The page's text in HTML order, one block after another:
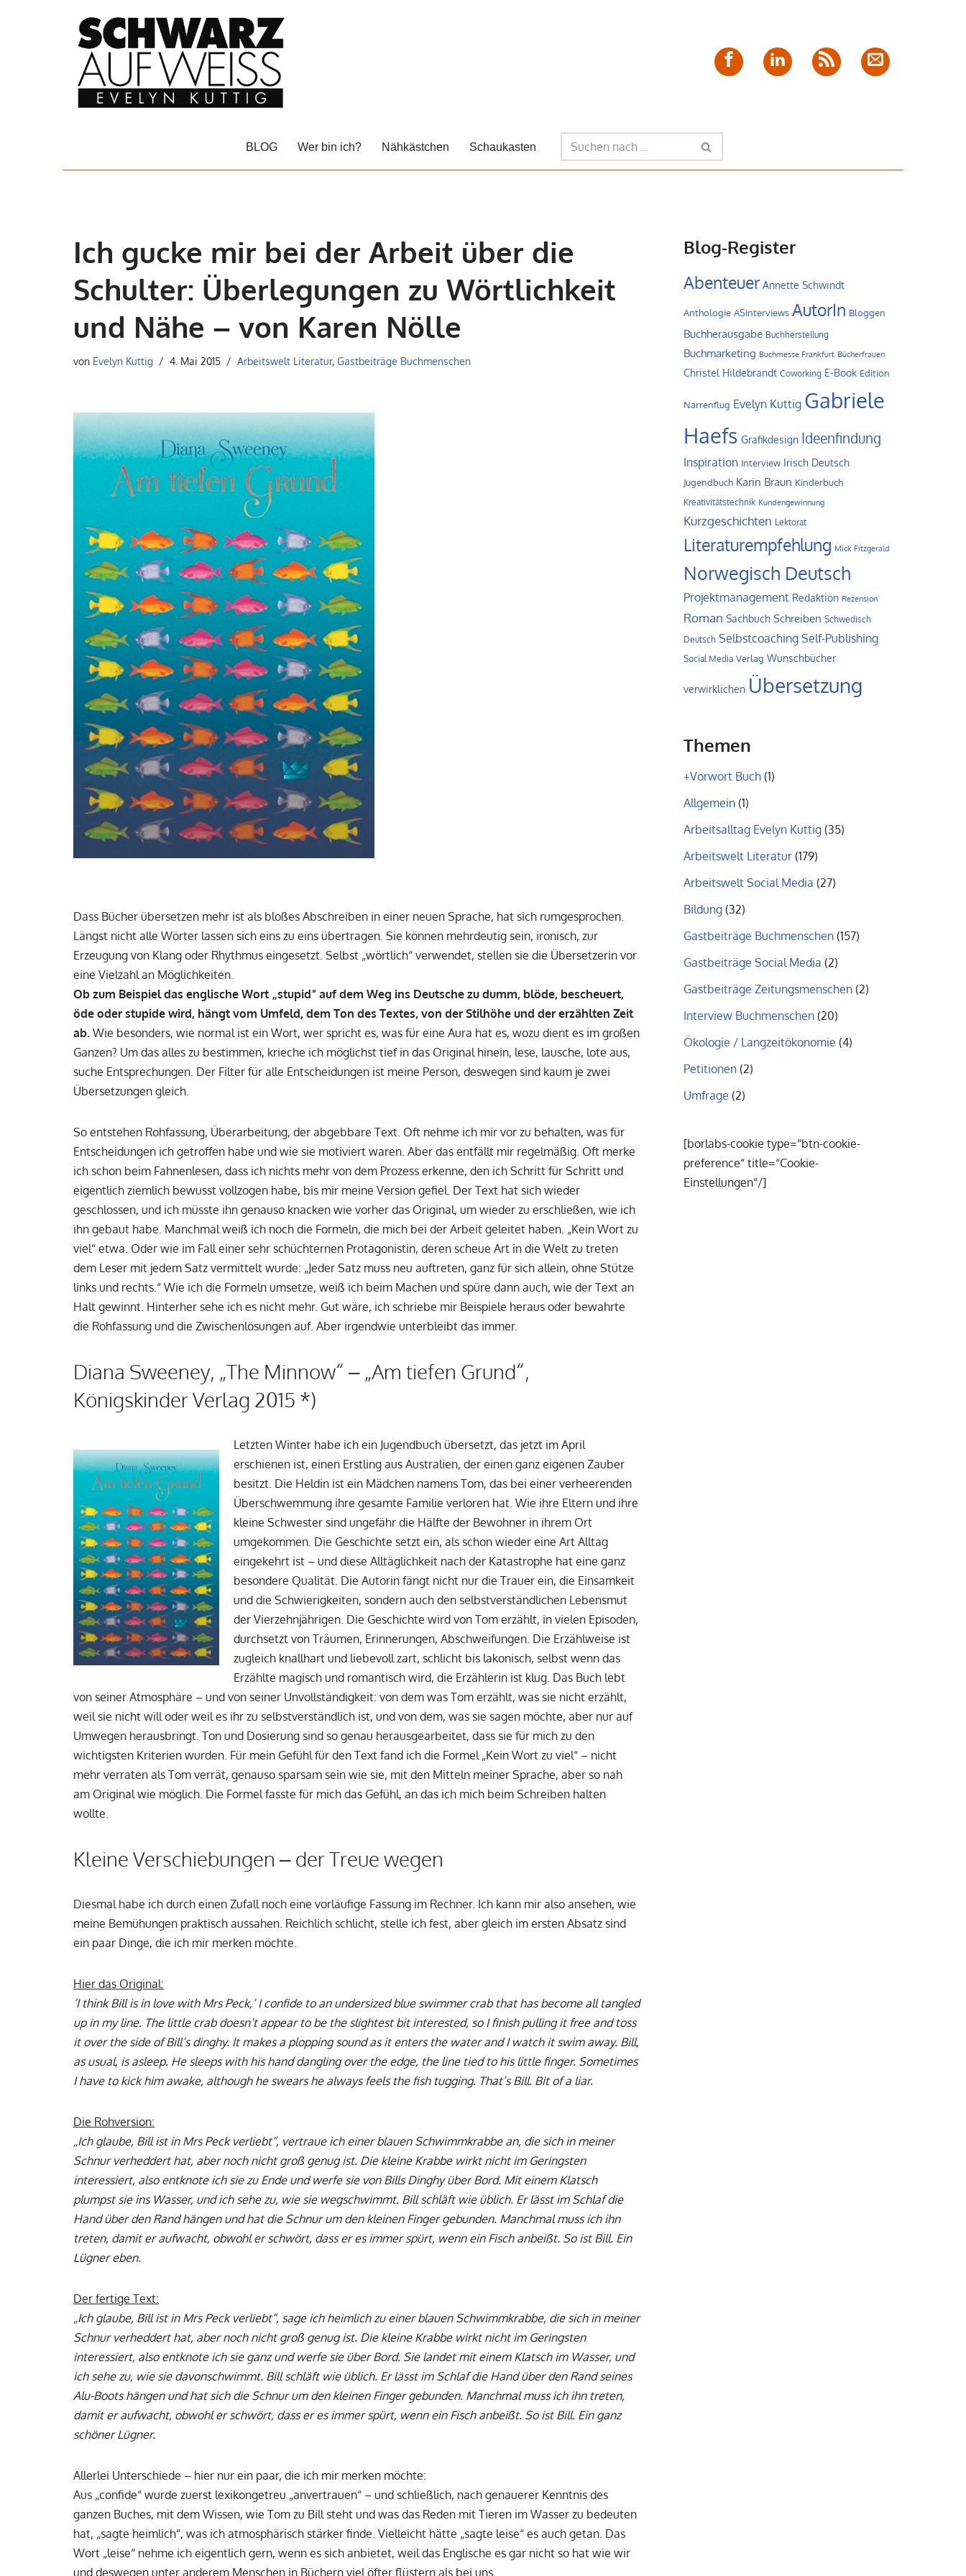
FacebookLinkedIn Feed
E-
Mail
BLOG Wer bin ich? Nähkästchen Schaukasten
Ich gucke mir bei der Arbeit über die
Schulter: Überlegungen zu Wörtlichkeit
und Nähe – von Karen Nölle
von Evelyn Kuttig 4. Mai 2015 Arbeitswelt Literatur, Gastbeiträge Buchmenschen
Dass Bücher übersetzen mehr ist als bloßes Abschreiben in einer neuen Sprache, hat sich rumgesprochen.
Längst nicht alle Wörter lassen sich eins zu eins übertragen. Sie können mehrdeutig sein, ironisch, zur
Erzeugung von Klang oder Rhythmus eingesetzt. Selbst „wörtlich“ verwendet, stellen sie die Übersetzerin vor
eine Vielzahl an Möglichkeiten.
Ob zum Beispiel das englische Wort „stupid“ auf dem Weg ins Deutsche zu dumm, blöde, bescheuert,
öde oder stupide wird, hängt vom Umfeld, dem Ton des Textes, von der Stilhöhe und der erzählten Zeit
ab. Wie besonders, wie normal ist ein Wort, wer spricht es, was für eine Aura hat es, wozu dient es im großen
Ganzen? Um das alles zu bestimmen, krieche ich möglichst tief in das Original hinein, lese, lausche, lote aus,
suche Entsprechungen. Der Filter für alle Entscheidungen ist meine Person, deswegen sind kaum je zwei
Übersetzungen gleich.
So entstehen Rohfassung, Überarbeitung, der abgebbare Text. Oft nehme ich mir vor zu behalten, was für
Entscheidungen ich getroffen habe und wie sie motiviert waren. Aber das entfällt mir regelmäßig. Oft merke
ich schon beim Fahnenlesen, dass ich nichts mehr von dem Prozess erkenne, den ich Schritt für Schritt und
eigentlich ziemlich bewusst vollzogen habe, bis mir meine Version gefiel. Der Text hat sich wieder
geschlossen, und ich müsste ihn genauso knacken wie vorher das Original, um wieder zu erschließen, wie ich
ihn gebaut habe. Manchmal weiß ich noch die Formeln, die mich bei der Arbeit geleitet haben. „Kein Wort zu
viel“ etwa. Oder wie im Fall einer sehr schüchternen Protagonistin, deren scheue Art in die Welt zu treten
dem Leser mit jedem Satz vermittelt wurde: „Jeder Satz muss neu auftreten, ganz für sich allein, ohne Stütze
links und rechts.“ Wie ich die Formeln umsetze, weiß ich beim Machen und spüre dann auch, wie der Text an
Halt gewinnt. Hinterher sehe ich es nicht mehr. Gut wäre, ich schriebe mir Beispiele heraus oder bewahrte
die Rohfassung und die Zwischenlösungen auf. Aber irgendwie unterbleibt das immer.
Diana Sweeney, „The Minnow“ – „Am tiefen Grund“,
Königskinder Verlag 2015 *)
Letzten Winter habe ich ein Jugendbuch übersetzt, das jetzt im April
erschienen ist, einen Erstling aus Australien, der einen ganz eigenen Zauber
besitzt. Die Heldin ist ein Mädchen namens Tom, das bei einer verheerenden
Überschwemmung ihre gesamte Familie verloren hat. Wie ihre Eltern und ihre
kleine Schwester sind ungefähr die Hälfte der Bewohner in ihrem Ort
umgekommen. Die Geschichte setzt ein, als schon wieder eine Art Alltag
eingekehrt ist – und diese Alltäglichkeit nach der Katastrophe hat eine ganz
besondere Qualität. Die Autorin fängt nicht nur die Trauer ein, die Einsamkeit
und die Schwierigkeiten, sondern auch den selbstverständlichen Lebensmut
der Vierzehnjährigen. Die Geschichte wird von Tom erzählt, in vielen Episoden,
durchsetzt von Träumen, Erinnerungen, Abschweifungen. Die Erzählweise ist
zugleich knallhart und liebevoll zart, schlicht bis lakonisch, selbst wenn das
Erzählte magisch und romantisch wird, die Erzählerin ist klug. Das Buch lebt
von seiner Atmosphäre – und von seiner Unvollständigkeit: von dem was Tom erzählt, was sie nicht erzählt,
weil sie nicht will oder weil es ihr zu selbstverständlich ist, und von dem, was sie sagen möchte, aber nur auf
Umwegen herausbringt. Ton und Dosierung sind so genau herausgearbeitet, dass sie für mich zu den
wichtigsten Kriterien wurden. Für mein Gefühl für den Text fand ich die Formel „Kein Wort zu viel“ – nicht
mehr verraten als Tom verrät, genauso sparsam sein wie sie, mit den Mitteln meiner Sprache, aber so nah
am Original wie möglich. Die Formel fasste für mich das Gefühl, an das ich mich beim Schreiben halten
wollte.
Kleine Verschiebungen – der Treue wegen
Diesmal habe ich durch einen Zufall noch eine vorläufige Fassung im Rechner. Ich kann mir also ansehen, wie
meine Bemühungen praktisch aussahen. Reichlich schlicht, stelle ich fest, aber gleich im ersten Absatz sind
ein paar Dinge, die ich mir merken möchte.
Hier das Original:
‘I think Bill is in love with Mrs Peck,’ I confide to an undersized blue swimmer crab that has become all tangled
up in my line. The little crab doesn’t appear to be the slightest bit interested, so I finish pulling it free and toss
it over the side of Bill’s dinghy. It makes a plopping sound as it enters the water and I watch it swim away. Bill,
as usual, is asleep. He sleeps with his hand dangling over the edge, the line tied to his little finger. Sometimes
I have to kick him awake, although he swears he always feels the fish tugging. That’s Bill. Bit of a liar.
Die Rohversion:
„Ich glaube, Bill ist in Mrs Peck verliebt“, vertraue ich einer blauen Schwimmkrabbe an, die sich in meiner
Schnur verheddert hat, aber noch nicht groß genug ist. Die kleine Krabbe wirkt nicht im Geringsten
interessiert, also entknote ich sie zu Ende und werfe sie von Bills Dinghy über Bord. Mit einem Klatsch
plumpst sie ins Wasser, und ich sehe zu, wie sie wegschwimmt. Bill schläft wie üblich. Er lässt im Schlaf die
Hand über den Rand hängen und hat die Schnur um den kleinen Finger gebunden. Manchmal muss ich ihn
treten, damit er aufwacht, obwohl er schwört, dass er es immer spürt, wenn ein Fisch anbeißt. So ist Bill. Ein
Lügner eben.
Der fertige Text:
„Ich glaube, Bill ist in Mrs Peck verliebt“, sage ich heimlich zu einer blauen Schwimmkrabbe, die sich in meiner
Schnur verheddert hat, aber noch nicht groß genug ist. Die kleine Krabbe wirkt nicht im Geringsten
interessiert, also entknote ich sie ganz und werfe sie über Bord. Sie landet mit einem Klatsch im Wasser, und
ich sehe zu, wie sie davonschwimmt. Bill schläft wie üblich. Er lässt im Schlaf die Hand über den Rand seines
Alu-Boots hängen und hat sich die Schnur um den kleinen Finger gebunden. Manchmal muss ich ihn treten,
damit er aufwacht, obwohl er schwört, dass er es immer spürt, wenn ein Fisch anbeißt. So ist Bill. Ein ganz
schöner Lügner.
Allerlei Unterschiede – hier nur ein paar, die ich mir merken möchte:
Aus „confide“ wurde zuerst lexikongetreu „anvertrauen“ – und schließlich, nach genauerer Kenntnis des
ganzen Buches, mit dem Wissen, wie Tom zu Bill steht und was das Reden mit Tieren im Wasser zu bedeuten
hat, „sagte heimlich“, was ich atmosphärisch stärker finde. Vielleicht hätte „sagte leise“ es auch getan. Das
Wort „leise“ nehme ich eigentlich gern, wenn es sich anbietet, weil das Englische es gar nicht so hat wie wir
und deswegen unter anderem Menschen in Büchern viel öfter flüstern als bei uns …
Blog-Register
Abenteuer Annette Schwindt
Anthologie ASinterviews AutorIn Bloggen
Buchherausgabe Buchherstellung
Buchmarketing Buchmesse Frankfurt Bücherfrauen
Christel Hildebrandt Coworking E-Book Edition
Narrenflug Evelyn Kuttig Gabriele
Haefs Grafikdesign Ideenfindung
Inspiration Interview Irisch Deutsch
Jugendbuch Karin Braun Kinderbuch
Kreativitätstechnik Kundengewinnung
Kurzgeschichten Lektorat
Literaturempfehlung Mick Fitzgerald
Norwegisch Deutsch
Projektmanagement Redaktion Rezension
Roman Sachbuch Schreiben Schwedisch
Deutsch Selbstcoaching Self-Publishing
Social Media Verlag Wunschbücher
verwirklichen Übersetzung
Themen
+Vorwort Buch (1)
Allgemein (1)
Arbeitsalltag Evelyn Kuttig (35)
Arbeitswelt Literatur (179)
Arbeitswelt Social Media (27)
Bildung (32)
Gastbeiträge Buchmenschen (157)
Gastbeiträge Social Media (2)
Gastbeiträge Zeitungsmenschen (2)
Interview Buchmenschen (20)
Ökologie / Langzeitökonomie (4)
Petitionen (2)
Umfrage (2)
[borlabs-cookie type=“btn-cookie-
preference“ title=“Cookie-
Einstellungen“/]